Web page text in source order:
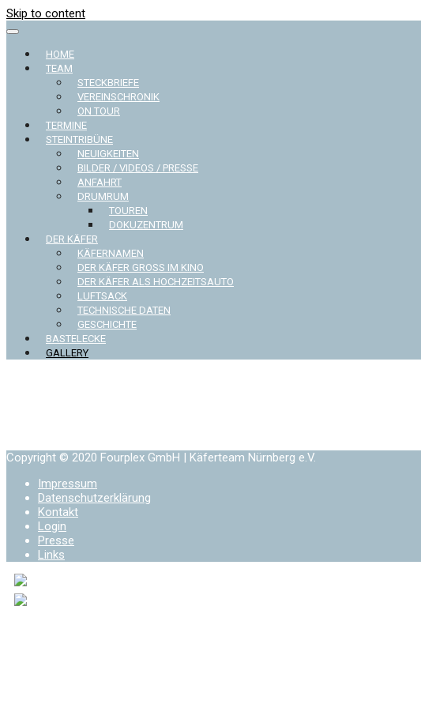
Skip to content
HOME
TEAM
STECKBRIEFE
VEREINSCHRONIK
ON TOUR
TERMINE
STEINTRIBÜNE
NEUIGKEITEN
BILDER / VIDEOS / PRESSE
ANFAHRT
DRUMRUM
TOUREN
DOKUZENTRUM
DER KÄFER
KÄFERNAMEN
DER KÄFER GROSS IM KINO
DER KÄFER ALS HOCHZEITSAUTO
LUFTSACK
TECHNISCHE DATEN
GESCHICHTE
BASTELECKE
GALLERY
Copyright © 2020 Fourplex GmbH | Käferteam Nürnberg e.V.
Impressum
Datenschutzerklärung
Kontakt
Login
Presse
Links